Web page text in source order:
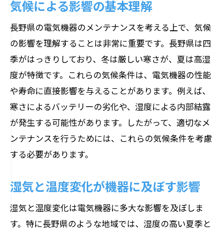
気候による影響の基本理解
長野県の電気機器のメンテナンスを考える上で、気候
の影響を理解することは非常に重要です。長野県は四
季がはっきりしており、冬は厳しい寒さが、夏は高湿
度が特徴です。これらの気候条件は、電気機器の性能
や寿命に直接影響を与えることがあります。例えば、
寒さによるバッテリーの劣化や、湿度による内部結露
が発生する可能性があります。したがって、適切なメ
ンテナンスを行うためには、これらの気候条件を考慮
する必要があります。
湿気と温度変化が機器に及ぼす影響
湿気と温度変化は電気機器に多大な影響を及ぼしま
す。特に長野県のような地域では、湿度の高い夏季と